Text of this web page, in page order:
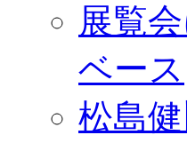
展覧
ベース
松島